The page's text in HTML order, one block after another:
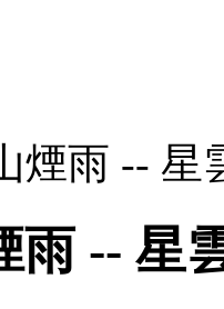
煙雨 --
雨 -- 星